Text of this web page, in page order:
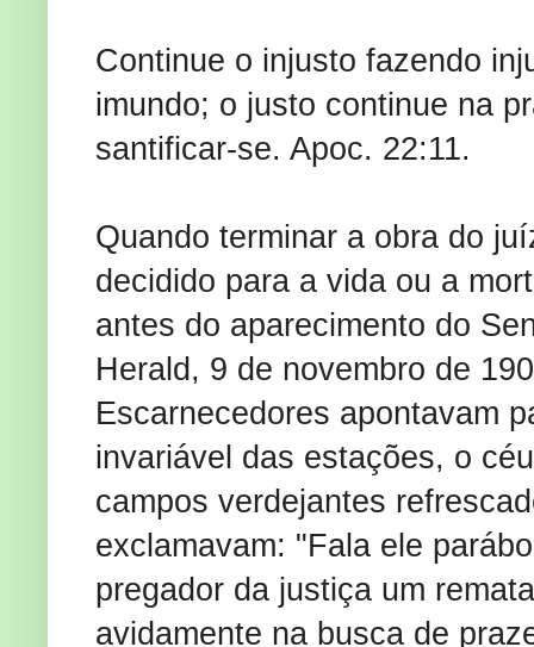
Continue o injusto fazendo
imundo; o justo continue na
santificar-se. Apoc. 22:11.
Quando terminar a obra do
decidido para a vida ou a
antes do aparecimento do
Herald, 9 de novembro de
Escarnecedores apontavam
invariável das estações, o
campos verdejantes
exclamavam: "Fala ele
pregador da justiça um
avidamente na busca de